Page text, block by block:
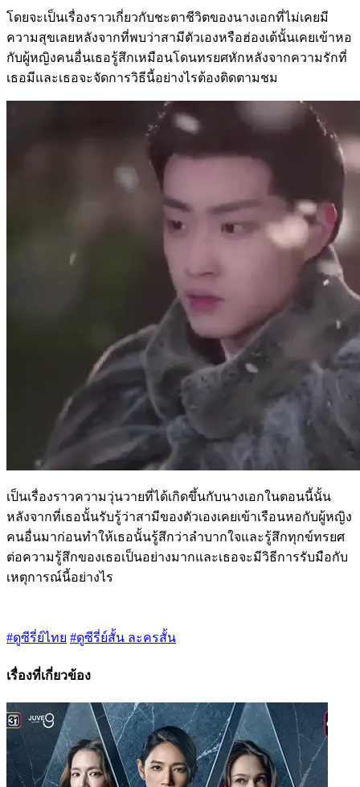
โดยจะเป็นเรื่องราวเกี่ยวกับชะตาชีวิตของนางเอกที่ไม่เคยมี
ความสุขเลยหลังจากที่พบว่าสามีตัวเองหรือฮ่องเต้นั้นเคยเข้าหอ
กับผู้หญิงคนอื่นเธอรู้สึกเหมือนโดนทรยศหักหลังจากความรักที่
เธอมีและเธอจะจัดการวิธีนี้อย่างไรต้องติดตามชม
เป็นเรื่องราวความวุ่นวายที่ได้เกิดขึ้นกับนางเอกในตอนนี้นั้น
หลังจากที่เธอนั้นรับรู้ว่าสามีของตัวเองเคยเข้าเรือนหอกับผู้หญิง
คนอื่นมาก่อนทำให้เธอนั้นรู้สึกว่าลำบากใจและรู้สึกทุกข์ทรยศ
ต่อความรู้สึกของเธอเป็นอย่างมากและเธอจะมีวิธีการรับมือกับ
เหตุการณ์นี้อย่างไร
#ดูซีรี่ย์ไทย #ดูซีรี่ย์สั้น ละครสั้น
เรื่องที่เกี่ยวข้อง